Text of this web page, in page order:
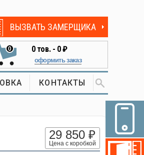
ВЫЗВАТЬ ЗАМЕРЩИКА
0 0тов. - 0 ₽
оформить заказ
КОНТАКТЫ
29 850 ₽
Цена с коробкой